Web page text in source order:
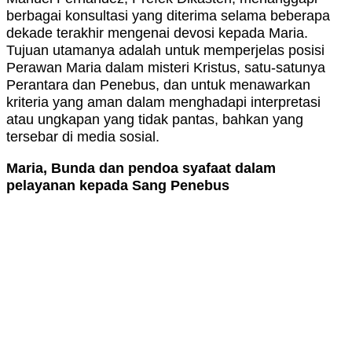
berbagai konsultasi yang diterima selama beberapa
dekade terakhir mengenai devosi kepada Maria.
Tujuan utamanya adalah untuk memperjelas posisi
Perawan Maria dalam misteri Kristus, satu-satunya
Perantara dan Penebus, dan untuk menawarkan
kriteria yang aman dalam menghadapi interpretasi
atau ungkapan yang tidak pantas, bahkan yang
tersebar di media sosial.
Maria, Bunda dan pendoa syafaat dalam
pelayanan kepada Sang Penebus